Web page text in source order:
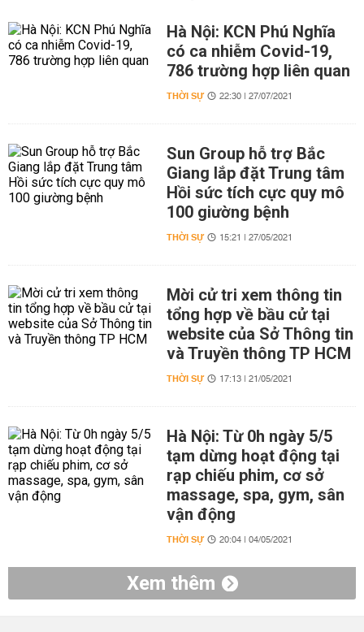
Hà Nội: KCN Phú Nghĩa
có ca nhiễm Covid-19,
786 trường hợp liên quan
THỜI SỰ 22:30 | 27/07/2021
Sun Group hỗ trợ Bắc
Giang lắp đặt Trung tâm
Hồi sức tích cực quy mô
100 giường bệnh
THỜI SỰ 15:21 | 27/05/2021
Mời cử tri xem thông tin
tổng hợp về bầu cử tại
website của Sở Thông tin
và Truyền thông TP HCM
THỜI SỰ 17:13 | 21/05/2021
Hà Nội: Từ 0h ngày 5/5
tạm dừng hoạt động tại
rạp chiếu phim, cơ sở
massage, spa, gym, sân
vận động
THỜI SỰ 20:04 | 04/05/2021
Xem thêm